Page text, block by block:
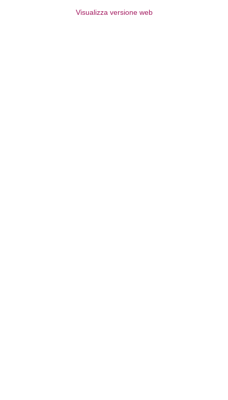
Visualizza versione web